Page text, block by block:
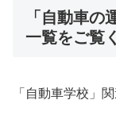
「自動車の
一覧をご覧
「自動車学校」